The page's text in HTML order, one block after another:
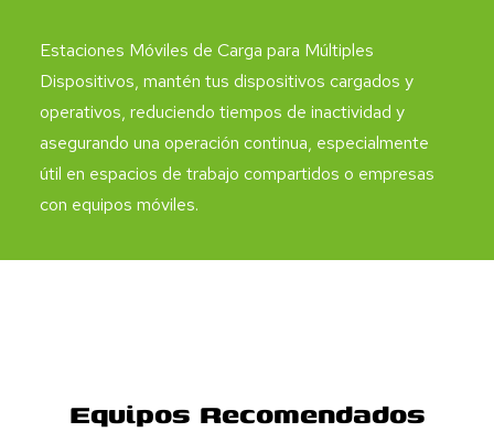
Estaciones Móviles de Carga para Múltiples
Dispositivos, mantén tus dispositivos cargados y
operativos, reduciendo tiempos de inactividad y
asegurando una operación continua, especialmente
útil en espacios de trabajo compartidos o empresas
con equipos móviles.
Equipos Recomendados